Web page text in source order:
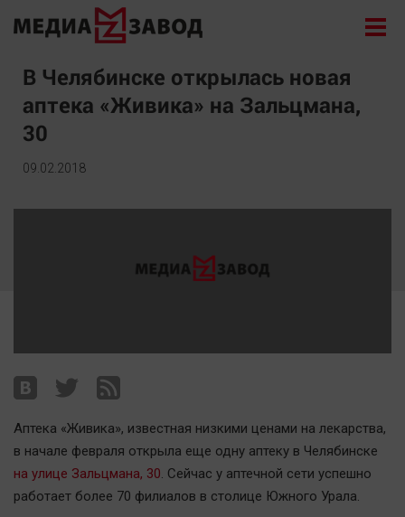
Новости
Экономика
Происшествия
Общество
Архив
Наша победа
Общество
Политика
Экономика
В Челябинске открылась новая
аптека «Живика» на Зальцмана,
30
09.02.2018
Аптека «Живика», известная низкими ценами на лекарства,
в начале февраля открыла еще одну аптеку в Челябинске
на улице Зальцмана, 30. Сейчас у аптечной сети успешно
работает более 70 филиалов в столице Южного Урала.